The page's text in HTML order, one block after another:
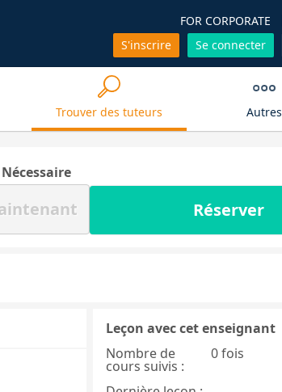
FOR CORPORATE
S'inscrire
Se connecter
Trouver des tuteurs Autres
Nécessaire
Réserver
Leçon avec cet enseignant
Nombre de
cours suivis :
0 fois